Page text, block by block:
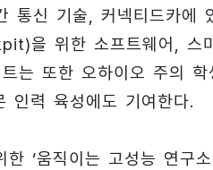
통신 기술, 커넥티드카에
을 위한 소프트웨어, 스
는 또한 오하이오 주의 학
인력 육성에도 기여한다.
‘움직이는 고성능 연구소